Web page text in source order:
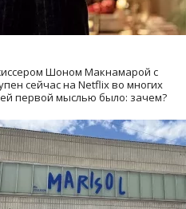
Шоном Макнамарой с
сейчас на Netflix во многих
первой мыслью было: зачем?